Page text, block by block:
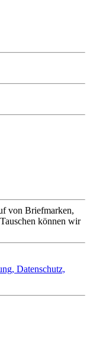
von Briefmarken,
können wir
Datenschutz,